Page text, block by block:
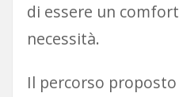
di essere un
necessità.
Il percorso